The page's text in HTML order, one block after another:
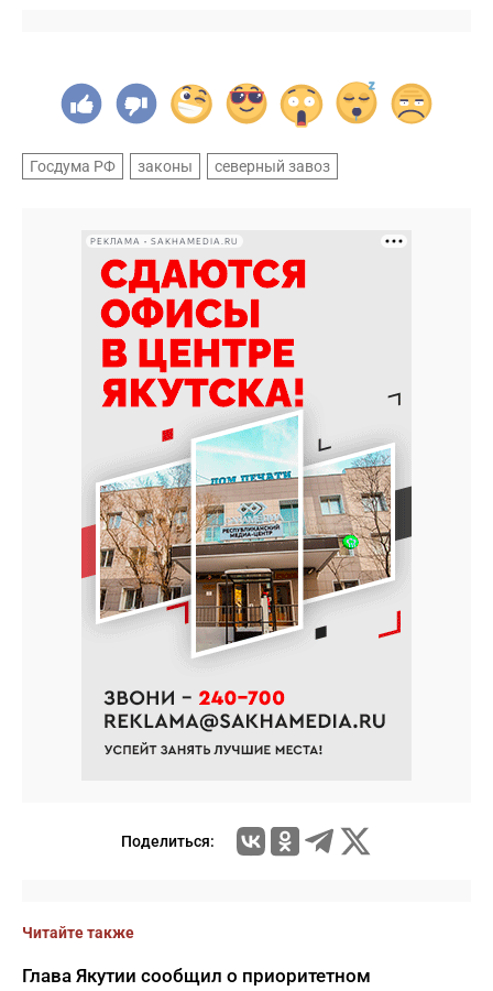
Госдума РФ законы северный завоз
РЕКЛАМА • SAKHAMEDIA.RU
Поделиться:
Читайте также
Глава Якутии сообщил о приоритетном